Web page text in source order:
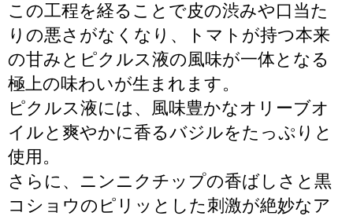
この工程を経ることで皮の渋みや口当た
りの悪さがなくなり、トマトが持つ本来
の甘みとピクルス液の風味が一体となる
極上の味わいが生まれます。
ピクルス液には、風味豊かなオリーブオ
イルと爽やかに香るバジルをたっぷりと
使用。
さらに、ニンニクチップの香ばしさと黒
コショウのピリッとした刺激が絶妙なア